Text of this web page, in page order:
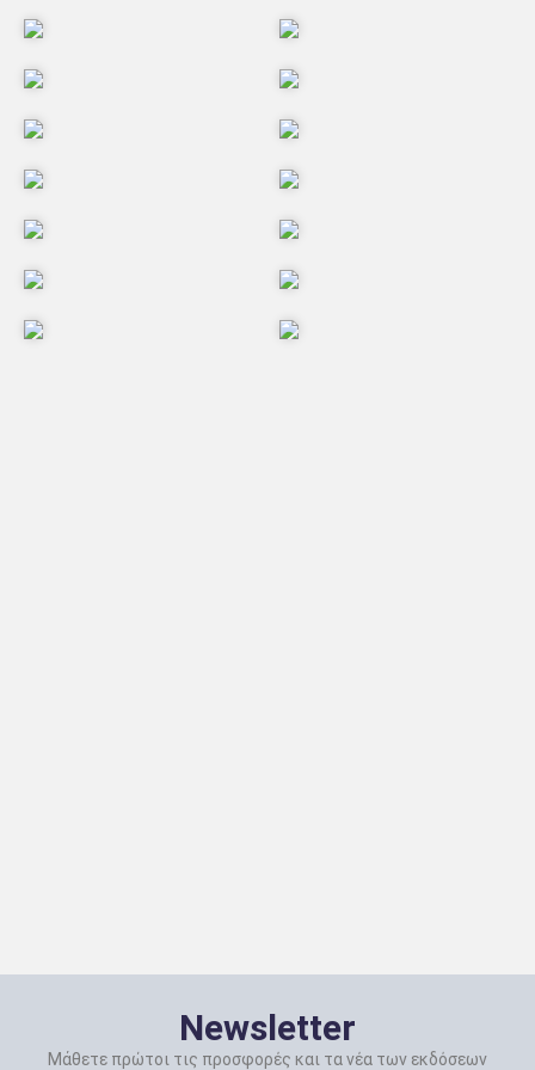
Newsletter
Μάθετε πρώτοι τις προσφορές και τα νέα των εκδόσεων